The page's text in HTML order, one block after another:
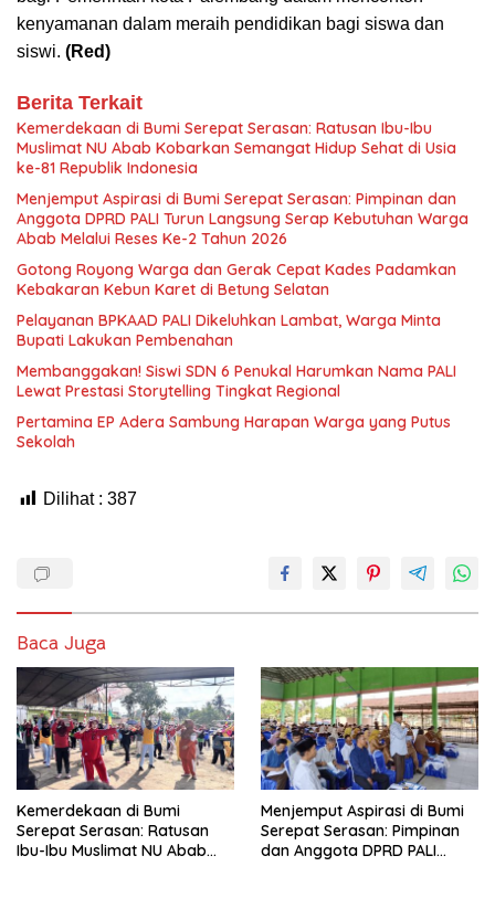
kenyamanan dalam meraih pendidikan bagi siswa dan
siswi. (Red)
Berita Terkait
Kemerdekaan di Bumi Serepat Serasan: Ratusan Ibu-Ibu
Muslimat NU Abab Kobarkan Semangat Hidup Sehat di Usia
ke-81 Republik Indonesia
Menjemput Aspirasi di Bumi Serepat Serasan: Pimpinan dan
Anggota DPRD PALI Turun Langsung Serap Kebutuhan Warga
Abab Melalui Reses Ke-2 Tahun 2026
Gotong Royong Warga dan Gerak Cepat Kades Padamkan
Kebakaran Kebun Karet di Betung Selatan
Pelayanan BPKAAD PALI Dikeluhkan Lambat, Warga Minta
Bupati Lakukan Pembenahan
Membanggakan! Siswi SDN 6 Penukal Harumkan Nama PALI
Lewat Prestasi Storytelling Tingkat Regional
Pertamina EP Adera Sambung Harapan Warga yang Putus
Sekolah
Dilihat : 387
Baca Juga
Kemerdekaan di Bumi
Serepat Serasan: Ratusan
Ibu-Ibu Muslimat NU Abab
Menjemput Aspirasi di Bumi
Serepat Serasan: Pimpinan
dan Anggota DPRD PALI